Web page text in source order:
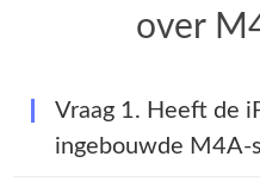
over
Vraag 1. Heeft de
ingebouwde M4A-